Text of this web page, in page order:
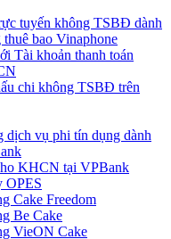
tuyến không TSBĐ dành
bao Vinaphone
Tài khoản thanh toán
chi không TSBĐ trên
dịch vụ phi tín dụng dành
KHCN tại VPBank
OPES
Cake Freedom
Be Cake
VieON Cake